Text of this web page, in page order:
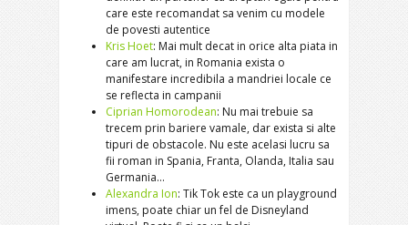
care este recomandat sa venim cu modele
de povesti autentice
Kris Hoet: Mai mult decat in orice alta piata in
care am lucrat, in Romania exista o
manifestare incredibila a mandriei locale ce
se reflecta in campanii
Ciprian Homorodean: Nu mai trebuie sa
trecem prin bariere vamale, dar exista si alte
tipuri de obstacole. Nu este acelasi lucru sa
fii roman in Spania, Franta, Olanda, Italia sau
Germania…
Alexandra Ion: Tik Tok este ca un playground
imens, poate chiar un fel de Disneyland